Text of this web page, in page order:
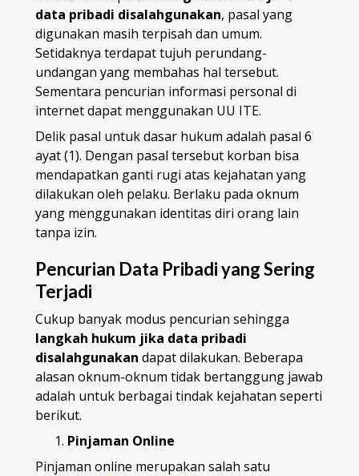
data pribadi disalahgunakan, pasal yang
digunakan masih terpisah dan umum.
Setidaknya terdapat tujuh perundang-
undangan yang membahas hal tersebut.
Sementara pencurian informasi personal di
internet dapat menggunakan UU ITE.
Delik pasal untuk dasar hukum adalah pasal 6
ayat (1). Dengan pasal tersebut korban bisa
mendapatkan ganti rugi atas kejahatan yang
dilakukan oleh pelaku. Berlaku pada oknum
yang menggunakan identitas diri orang lain
tanpa izin.
Pencurian Data Pribadi yang Sering
Terjadi
Cukup banyak modus pencurian sehingga
langkah hukum jika data pribadi
disalahgunakan dapat dilakukan. Beberapa
alasan oknum-oknum tidak bertanggung jawab
adalah untuk berbagai tindak kejahatan seperti
berikut.
Pinjaman Online
Pinjaman online merupakan salah satu